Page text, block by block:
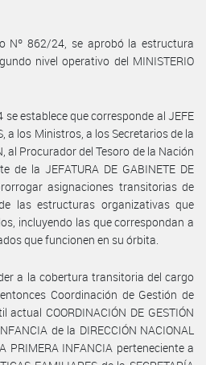
Nº 862/24, se aprobó la estructura
nivel operativo del MINISTERIO
se establece que corresponde al JEFE
a los Ministros, a los Secretarios de la
al Procurador del Tesoro de la Nación
de la JEFATURA DE GABINETE DE
asignaciones transitorias de
las estructuras organizativas que
incluyendo las que correspondan a
que funcionen en su órbita.
a la cobertura transitoria del cargo
Coordinación de Gestión de
COORDINACIÓN DE GESTIÓN
de la DIRECCIÓN NACIONAL
PRIMERA INFANCIA perteneciente a